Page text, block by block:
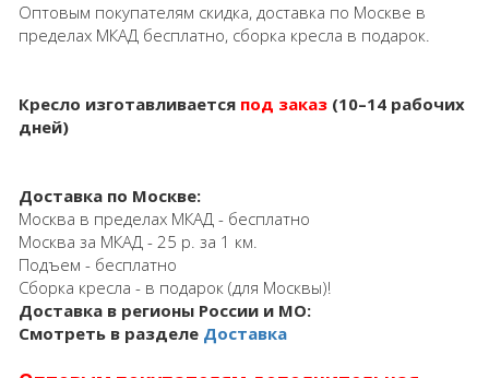
Оптовым покупателям скидка, доставка по Москве в
пределах МКАД бесплатно, сборка кресла в подарок.
Кресло изготавливается под заказ (10–14 рабочих
дней)
Доставка по Москве:
Москва в пределах МКАД - бесплатно
Москва за МКАД - 25 р. за 1 км.
Подъем - бесплатно
Сборка кресла - в подарок (для Москвы)!
Доставка в регионы России и МО:
Смотреть в разделе Доставка